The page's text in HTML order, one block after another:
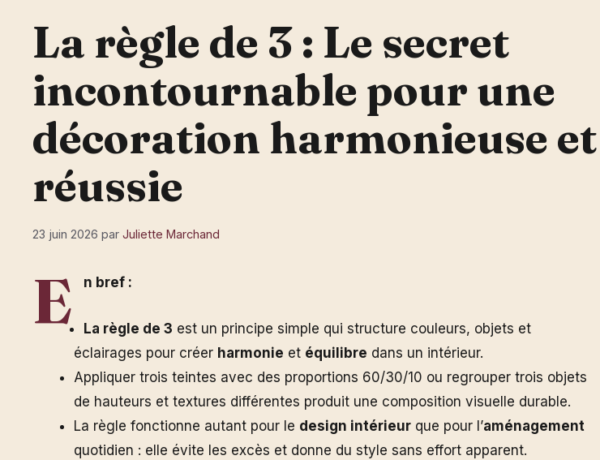
La règle de 3 : Le secret
incontournable pour une
décoration harmonieuse et
réussie
23 juin 2026 par Juliette Marchand
E n bref :
La règle de 3 est un principe simple qui structure couleurs, objets et
éclairages pour créer harmonie et équilibre dans un intérieur.
Appliquer trois teintes avec des proportions 60/30/10 ou regrouper trois objets
de hauteurs et textures différentes produit une composition visuelle durable.
La règle fonctionne autant pour le design intérieur que pour l’aménagement
quotidien : elle évite les excès et donne du style sans effort apparent.